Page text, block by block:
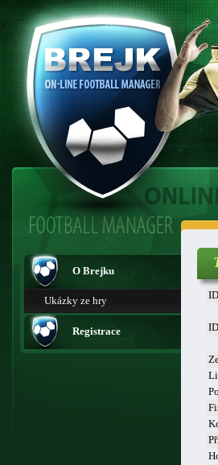
O Brejku
Ukázky ze hry
Registrace